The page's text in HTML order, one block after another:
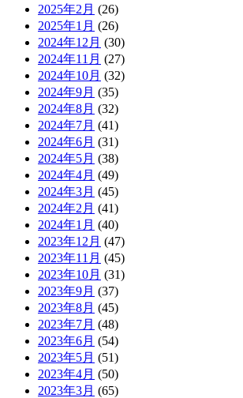
2025年2月 (26)
2025年1月 (26)
2024年12月 (30)
2024年11月 (27)
2024年10月 (32)
2024年9月 (35)
2024年8月 (32)
2024年7月 (41)
2024年6月 (31)
2024年5月 (38)
2024年4月 (49)
2024年3月 (45)
2024年2月 (41)
2024年1月 (40)
2023年12月 (47)
2023年11月 (45)
2023年10月 (31)
2023年9月 (37)
2023年8月 (45)
2023年7月 (48)
2023年6月 (54)
2023年5月 (51)
2023年4月 (50)
2023年3月 (65)